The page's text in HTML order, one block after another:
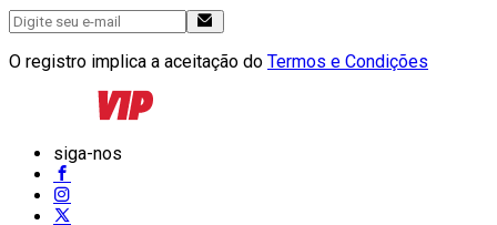
O registro implica a aceitação do Termos e Condições
siga-nos